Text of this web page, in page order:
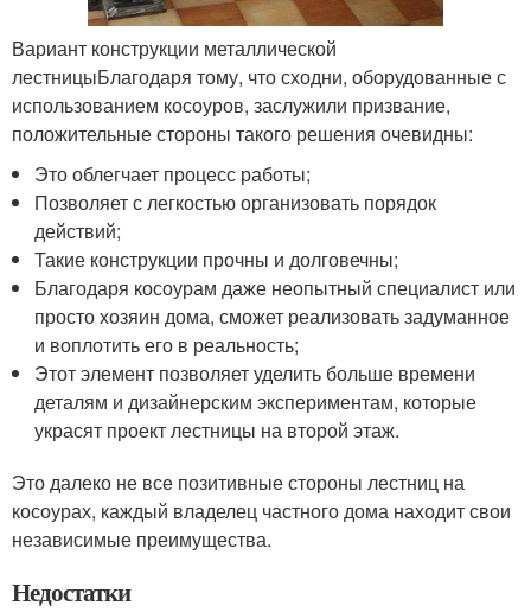
Вариант конструкции металлической
лестницыБлагодаря тому, что сходни, оборудованные с
использованием косоуров, заслужили призвание,
положительные стороны такого решения очевидны:
Это облегчает процесс работы;
Позволяет с легкостью организовать порядок
действий;
Такие конструкции прочны и долговечны;
Благодаря косоурам даже неопытный специалист или
просто хозяин дома, сможет реализовать задуманное
и воплотить его в реальность;
Этот элемент позволяет уделить больше времени
деталям и дизайнерским экспериментам, которые
украсят проект лестницы на второй этаж.
Это далеко не все позитивные стороны лестниц на
косоурах, каждый владелец частного дома находит свои
независимые преимущества.
Недостатки